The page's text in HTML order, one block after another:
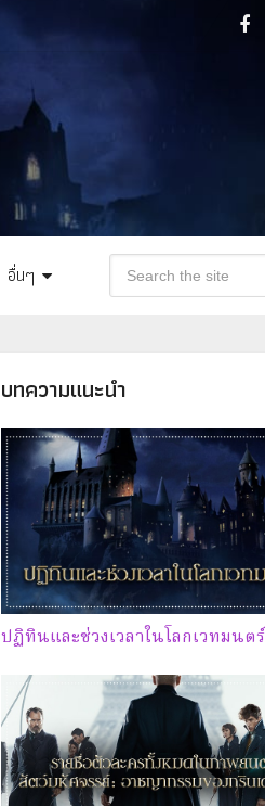
อื่นๆ
บทความแนะนำ
ปฏิทินและช่วงเวลาในโลกเวทมนตร์